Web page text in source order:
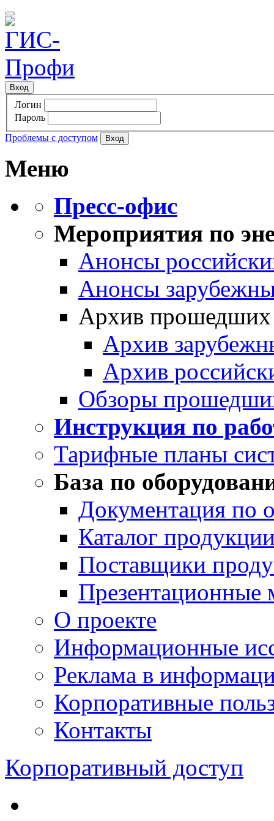
Вход
Логин
Пароль
Проблемы с доступом
Меню
Пресс-офис
Мероприятия по
Анонсы
Анонсы
Архив прошедших
Архив
Архив
Обзоры
Инструкция по
Тарифные планы
База по
Документация по
Каталог
Поставщики
Презентационные
О проекте
Информационные
Реклама в
Корпоративные
Контакты
Корпоративный доступ